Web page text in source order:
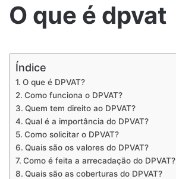
O que é dpvat
Índice
O que é DPVAT?
Como funciona o DPVAT?
Quem tem direito ao DPVAT?
Qual é a importância do DPVAT?
Como solicitar o DPVAT?
Quais são os valores do DPVAT?
Como é feita a arrecadação do DPVAT?
Quais são as coberturas do DPVAT?